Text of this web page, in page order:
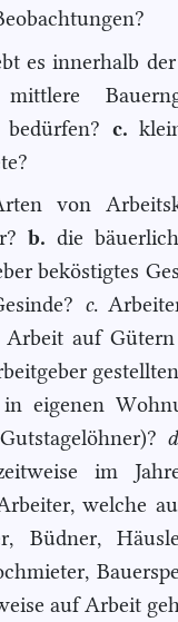
es innerhalb
c.
von
b. die
beköstigtes
c.
Arbeit auf
eigenen
d
im
welche
Büdner,
auf Arbeit